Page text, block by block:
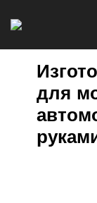
для